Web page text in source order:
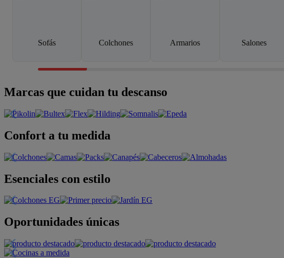
Sofás Colchones Armarios Salones
Marcas que cuidan tu descanso
Confort a tu medida
Esenciales con estilo
Oportunidades únicas